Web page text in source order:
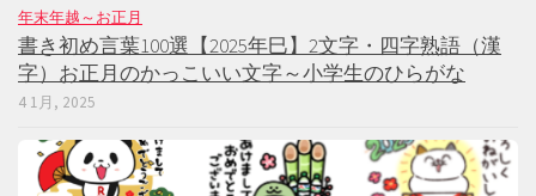
年末年越～お正月
書き初め言葉100選【2025年巳】2文字・四字熟語（漢
字）お正月のかっこいい文字～小学生のひらがな
4 1月, 2025